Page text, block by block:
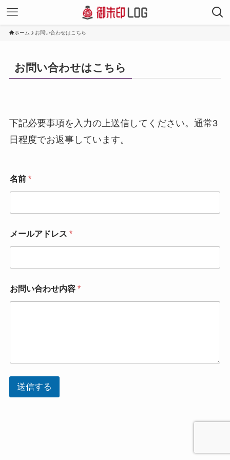
ホーム お問い合わせはこちら
お問い合わせはこちら
下記必要事項を入力の上送信してください。通常3
日程度でお返事しています。
名前 *
メールアドレス *
お問い合わせ内容 *
送信する